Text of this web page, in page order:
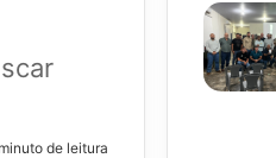
de leitura